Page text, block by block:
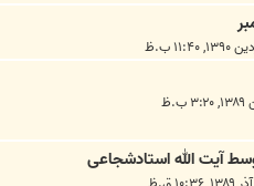
آیت الله استادشجاعی